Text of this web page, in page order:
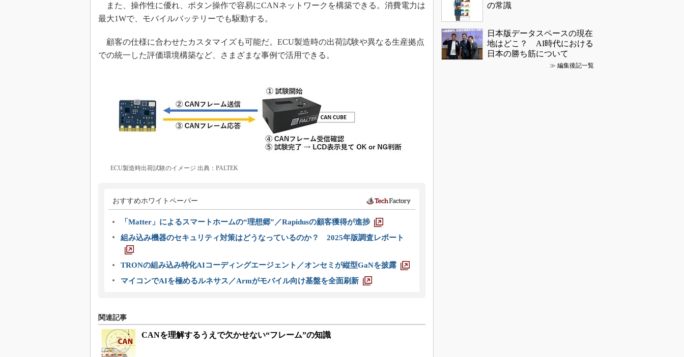
また、操作性に優れ、ボタン操作で容易にCANネットワークを構築できる。消費電力は
最大1Wで、モバイルバッテリーでも駆動する。
顧客の仕様に合わせたカスタマイズも可能だ。ECU製造時の出荷試験や異なる生産拠点
での統一した評価環境構築など、さまざまな事例で活用できる。
ECU製造時出荷試験のイメージ 出典：PALTEK
おすすめホワイトペーパー
「Matter」によるスマートホームの“理想郷”／Rapidusの顧客獲得が進捗
組み込み機器のセキュリティ対策はどうなっているのか？ 2025年版調査レポート
TRONの組み込み特化AIコーディングエージェント／オンセミが縦型GaNを披露
マイコンでAIを極めるルネサス／Armがモバイル向け基盤を全面刷新
関連記事
CANを理解するうえで欠かせない“フレーム”の知識
の常識
日本版データスペースの現在
地はどこ？ AI時代における
日本の勝ち筋について
≫ 編集後記一覧